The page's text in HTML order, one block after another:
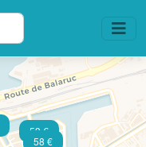
58 €
53 €